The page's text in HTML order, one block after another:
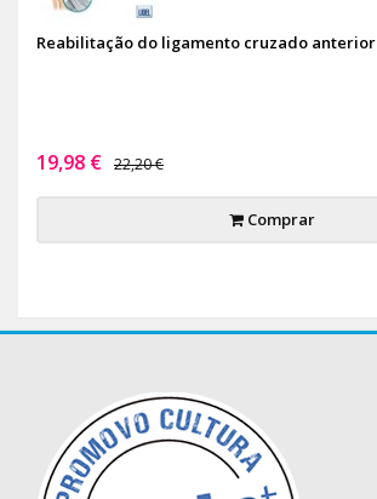
Reabilitação do ligamento cruzado anterior
19,98 € 22,20 €
Comprar